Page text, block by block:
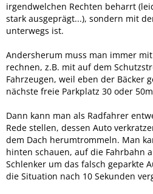
irgendwelchen Rechten beharrt
stark ausgeprägt...), sondern mit
unterwegs ist.
Andersherum muss man immer
rechnen, z.B. mit auf dem
Fahrzeugen, weil eben der Bäcker
nächste freie Parkplatz 30 oder
Dann kann man als Radfahrer
Rede stellen, dessen Auto
dem Dach herumtrommeln. Man
hinten schauen, auf die Fahrbahn
Schlenker um das falsch geparkte
die Situation nach 10 Sekunden